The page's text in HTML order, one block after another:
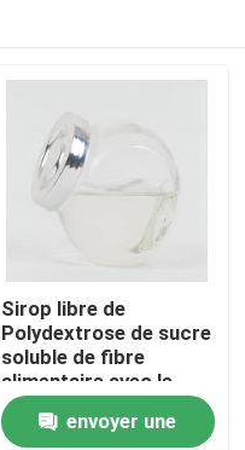
Sirop libre de
Polydextrose de sucre
soluble de fibre
alimentaire avec le
liquide même de
Polydextrose de
envoyer une